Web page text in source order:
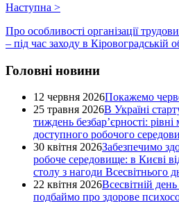
Наступна >
Про особливості організації
– під час заходу в Кіровоградській
Головні новини
12 червня 2026Покажемо
25 травня 2026В Україні
тиждень безбар’єрності:
доступного робочого
30 квітня 2026Забезпечимо
робоче середовище: в Києві
столу з нагоди Всесвітнього
22 квітня 2026Всесвітній
подбаймо про здорове